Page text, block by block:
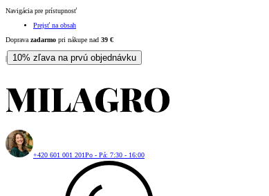
Navigácia pre prístupnosť
Prejsť na obsah
Doprava zadarmo pri nákupe nad 39 €
| 10% zľava na prvú objednávku
+420 601 001 201Po - Pá: 7:30 - 16:00